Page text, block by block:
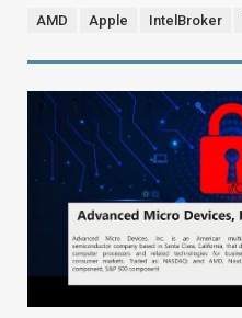
AMD Apple IntelBroker